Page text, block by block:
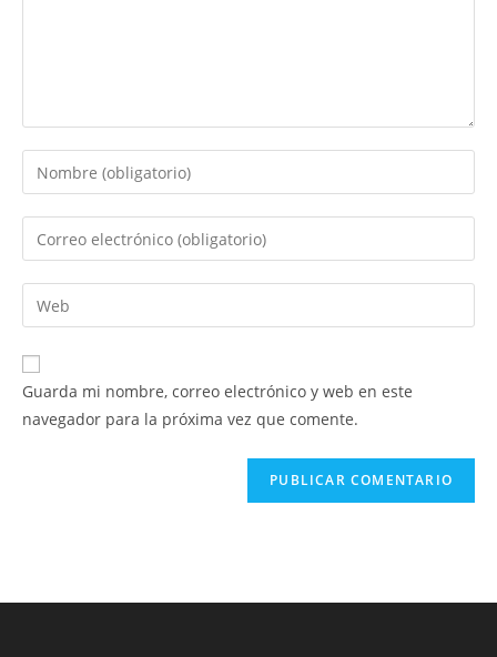
Introduce
tu
nombre
de
usuario
para
comentar
Introduce
tu
dirección
de
electrónico
para
comentar
Introduce
la
URL
de
Guarda mi nombre, correo electrónico y web en este
navegador para la próxima vez que comente.